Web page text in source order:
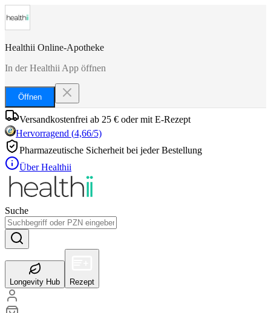
Healthii Online-Apotheke
In der Healthii App öffnen
Öffnen
Versandkostenfrei ab 25 € oder mit E-Rezept
Hervorragend (4,66/5)
Pharmazeutische Sicherheit bei jeder Bestellung
Über Healthii
Suche
Longevity Hub Rezept